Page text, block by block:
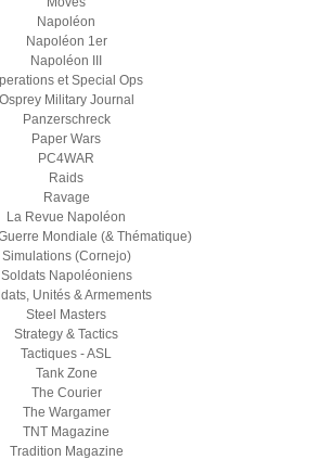
Napoléon
Napoléon 1er
Napoléon III
et Special Ops
Osprey Military Journal
Panzerschreck
Paper Wars
PC4WAR
Raids
Ravage
La Revue Napoléon
Mondiale (& Thématique)
Simulations (Cornejo)
Soldats Napoléoniens
Unités & Armements
Steel Masters
Strategy & Tactics
Tactiques - ASL
Tank Zone
The Courier
The Wargamer
TNT Magazine
Tradition Magazine